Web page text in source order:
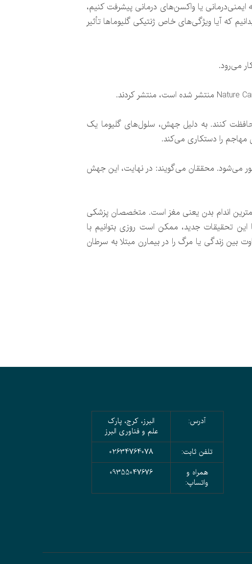
ایمنی‌درمانی یا واکسن‌های درمانی پیشرفت کنیم،
که آیا ویژگی‌های خاص ژنتیکی گلیوماها تأثیر
می‌رود.
کنند. به دلیل جهش، سلول‌های گلیوما یک
می‌شود. محققان می‌گویند: در نهایت، این جهش
اندام بدن یعنی مغز است. متخصصان پزشکی
این تحقیقات جدید، ممکن است روزی بتوانیم با
بین زندگی یا مرگ را در بیمارن مبتلا به سرطان
آدرس:
البرز، کرج، پارک
علم و فناوری البرز
تلفن ثابت:
02634764078
همراه و
واتساپ:
09355047676